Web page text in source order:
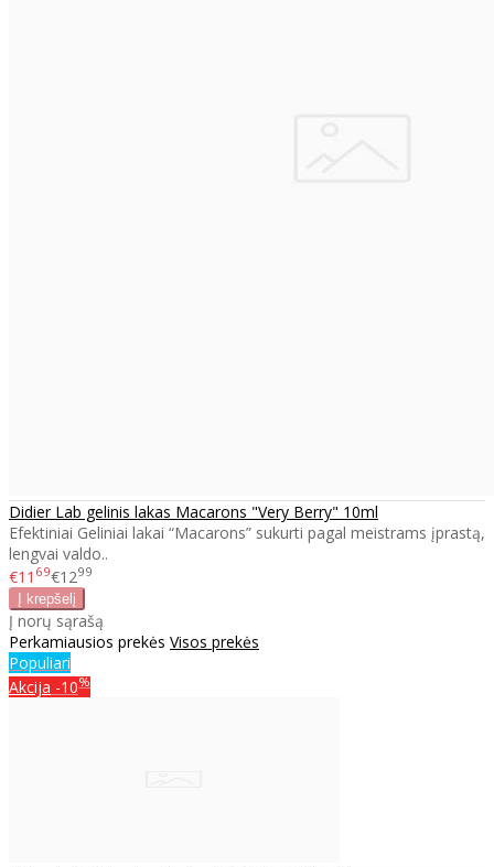
Didier Lab gelinis lakas Macarons "Very Berry" 10ml
Efektiniai Geliniai lakai “Macarons” sukurti pagal meistrams įprastą,
lengvai valdo..
€11 69€1299
Į norų sąrašą
Perkamiausios prekės Visos prekės
Populiari
Akcija -10%